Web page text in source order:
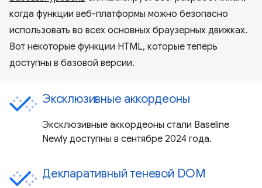
когда функции веб-платформы можно безопасно
использовать во всех основных браузерных движках.
Вот некоторые функции HTML, которые теперь
доступны в базовой версии.
Эксклюзивные аккордеоны
Эксклюзивные аккордеоны стали Baseline
Newly доступны в сентябре 2024 года.
Декларативный теневой DOM